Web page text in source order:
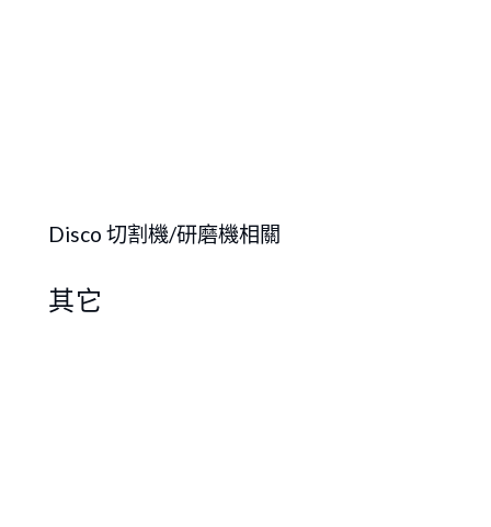
Disco 切割機/研磨機相關
其它